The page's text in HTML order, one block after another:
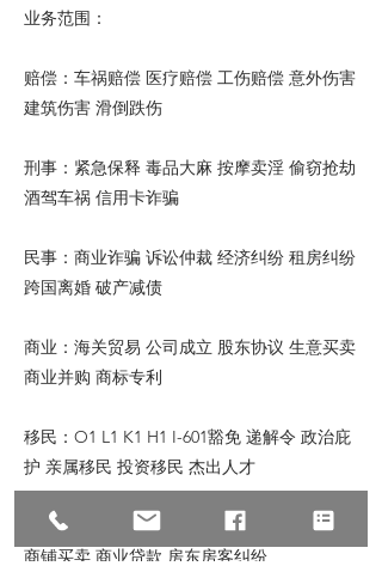
业务范围：
赔偿：车祸赔偿 医疗赔偿 工伤赔偿 意外伤害
建筑伤害 滑倒跌伤
刑事：紧急保释 毒品大麻 按摩卖淫 偷窃抢劫
酒驾车祸 信用卡诈骗
民事：商业诈骗 诉讼仲裁 经济纠纷 租房纠纷
跨国离婚 破产减债
商业：海关贸易 公司成立 股东协议 生意买卖
商业并购 商标专利
移民：O1 L1 K1 H1 I-601豁免 递解令 政治庇
护 亲属移民 投资移民 杰出人才
地产：地产过户 房产交易 商业过户商铺租售
商铺买卖 商业贷款 房东房客纠纷